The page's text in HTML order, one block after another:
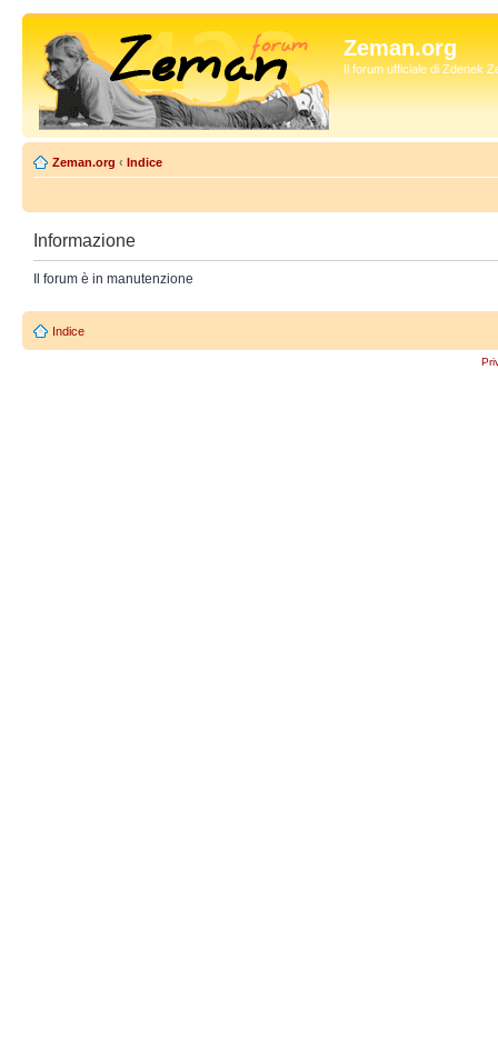
Zeman.org
Il forum ufficiale di Zdenek
Zeman.org ‹ Indice
Informazione
Il forum è in manutenzione
Indice